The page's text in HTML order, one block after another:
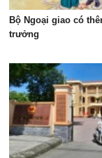
Bộ Ngoại giao có
trưởng